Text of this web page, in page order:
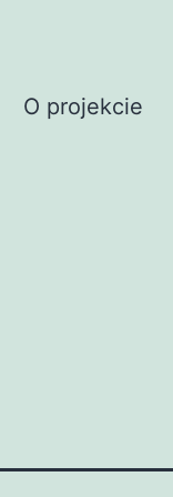
O projekcie